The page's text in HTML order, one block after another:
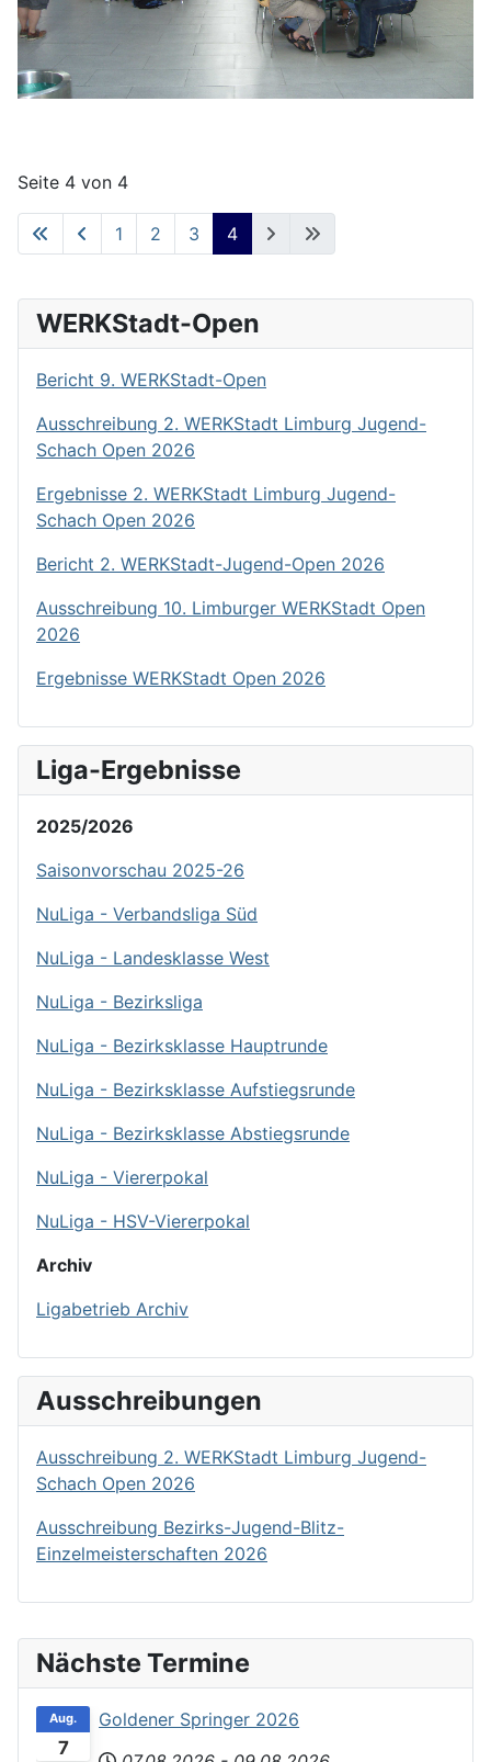
Nächste Termine
7
Aug.
Goldener Springer 2026
Seite 4 von 4
1 2 3 4
WERKStadt-Open
Bericht 9. WERKStadt-Open
Ausschreibung 2. WERKStadt Limburg Jugend-
Schach Open 2026
Ergebnisse 2. WERKStadt Limburg Jugend-
Schach Open 2026
Bericht 2. WERKStadt-Jugend-Open 2026
Ausschreibung 10. Limburger WERKStadt Open
2026
Ergebnisse WERKStadt Open 2026
Liga-Ergebnisse
2025/2026
Saisonvorschau 2025-26
NuLiga - Verbandsliga Süd
NuLiga - Landesklasse West
NuLiga - Bezirksliga
NuLiga - Bezirksklasse Hauptrunde
NuLiga - Bezirksklasse Aufstiegsrunde
NuLiga - Bezirksklasse Abstiegsrunde
NuLiga - Viererpokal
NuLiga - HSV-Viererpokal
Archiv
Ligabetrieb Archiv
Ausschreibungen
Ausschreibung 2. WERKStadt Limburg Jugend-
Schach Open 2026
Ausschreibung Bezirks-Jugend-Blitz-
Einzelmeisterschaften 2026